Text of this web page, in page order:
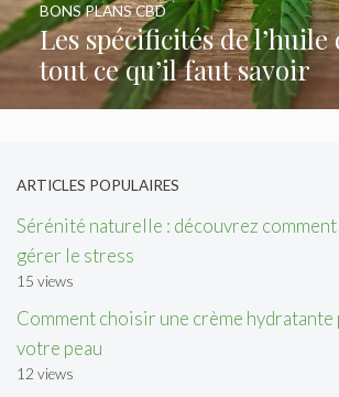
Les spécificités de l’huile
tout ce qu’il faut savoir
BONS PLANS CBD
ARTICLES POPULAIRES
Sérénité naturelle : découvrez comment
gérer le stress
15 views
Comment choisir une crème
votre peau
12 views